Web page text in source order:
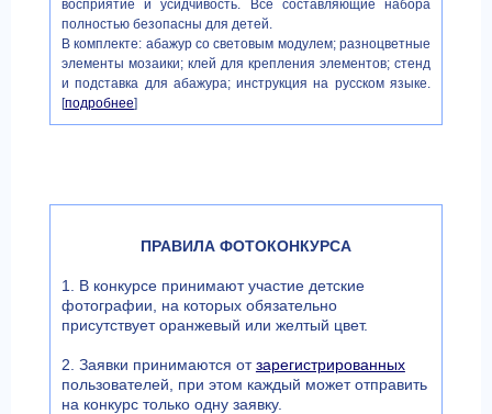
восприятие и усидчивость. Все составляющие набора
полностью безопасны для детей.
В комплекте: абажур со световым модулем; разноцветные
элементы мозаики; клей для крепления элементов; стенд
и подставка для абажура; инструкция на русском языке.
[подробнее]
ПРАВИЛА ФОТОКОНКУРСА
1. В конкурсе принимают участие детские
фотографии, на которых обязательно
присутствует оранжевый или желтый цвет.
2. Заявки принимаются отзарегистрированных
пользователей, при этом каждый может отправить
на конкурс только одну заявку.